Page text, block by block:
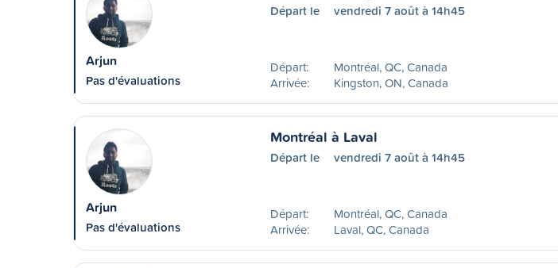
Arjun
Pas d'évaluations
Départ le vendredi 7 août à 14h45
Départ:
Montréal, QC, Canada
Arrivée:
Kingston, ON, Canada
Arjun
Pas d'évaluations
Montréal à Laval
Départ le vendredi 7 août à 14h45
Départ:
Montréal, QC, Canada
Arrivée:
Laval, QC, Canada